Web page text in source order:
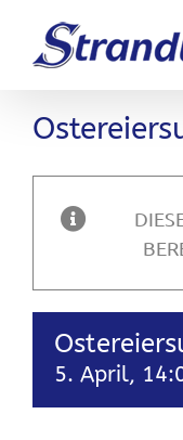
Inhalt
springen
5. April,